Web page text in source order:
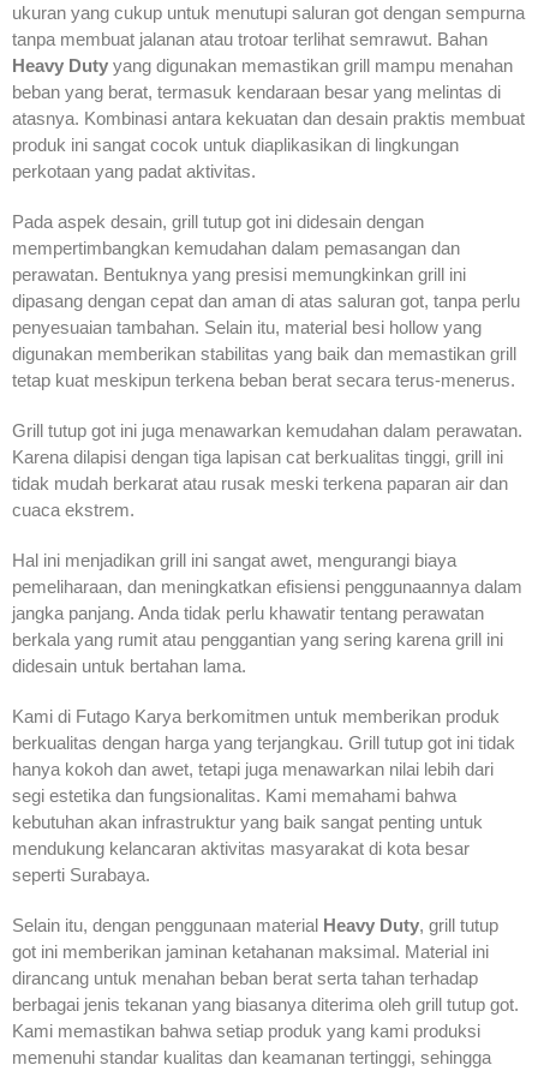
ukuran yang cukup untuk menutupi saluran got dengan sempurna
tanpa membuat jalanan atau trotoar terlihat semrawut. Bahan
Heavy Duty yang digunakan memastikan grill mampu menahan
beban yang berat, termasuk kendaraan besar yang melintas di
atasnya. Kombinasi antara kekuatan dan desain praktis membuat
produk ini sangat cocok untuk diaplikasikan di lingkungan
perkotaan yang padat aktivitas.
Pada aspek desain, grill tutup got ini didesain dengan
mempertimbangkan kemudahan dalam pemasangan dan
perawatan. Bentuknya yang presisi memungkinkan grill ini
dipasang dengan cepat dan aman di atas saluran got, tanpa perlu
penyesuaian tambahan. Selain itu, material besi hollow yang
digunakan memberikan stabilitas yang baik dan memastikan grill
tetap kuat meskipun terkena beban berat secara terus-menerus.
Grill tutup got ini juga menawarkan kemudahan dalam perawatan.
Karena dilapisi dengan tiga lapisan cat berkualitas tinggi, grill ini
tidak mudah berkarat atau rusak meski terkena paparan air dan
cuaca ekstrem.
Hal ini menjadikan grill ini sangat awet, mengurangi biaya
pemeliharaan, dan meningkatkan efisiensi penggunaannya dalam
jangka panjang. Anda tidak perlu khawatir tentang perawatan
berkala yang rumit atau penggantian yang sering karena grill ini
didesain untuk bertahan lama.
Kami di Futago Karya berkomitmen untuk memberikan produk
berkualitas dengan harga yang terjangkau. Grill tutup got ini tidak
hanya kokoh dan awet, tetapi juga menawarkan nilai lebih dari
segi estetika dan fungsionalitas. Kami memahami bahwa
kebutuhan akan infrastruktur yang baik sangat penting untuk
mendukung kelancaran aktivitas masyarakat di kota besar
seperti Surabaya.
Selain itu, dengan penggunaan material Heavy Duty, grill tutup
got ini memberikan jaminan ketahanan maksimal. Material ini
dirancang untuk menahan beban berat serta tahan terhadap
berbagai jenis tekanan yang biasanya diterima oleh grill tutup got.
Kami memastikan bahwa setiap produk yang kami produksi
memenuhi standar kualitas dan keamanan tertinggi, sehingga